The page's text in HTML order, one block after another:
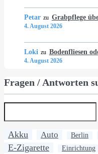
Petar zu Grabpflege
4. August 2026
Loki zu Bodenfliesen
4. August 2026
Fragen / Antworten
Akku Auto Berlin
E-Zigarette
Einrichtung